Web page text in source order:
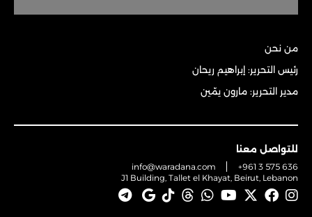
من نحن
رئيس التحرير: إبراهيم ريحان
مدير التحرير: مارون يمّين
للتواصل معنا
info@waradana.com
+961 3 575 636
J1 Building, Tallet el Khayat, Beirut, Lebanon